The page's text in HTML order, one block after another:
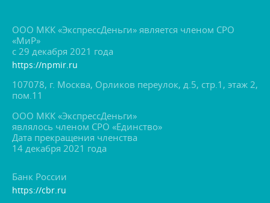
ООО МКК «ЭкспрессДеньги» является членом СРО
«МиР»
с 29 декабря 2021 года
https://npmir.ru
107078, г. Москва, Орликов переулок, д.5, стр.1, этаж 2,
пом.11
ООО МКК «ЭкспрессДеньги»
являлось членом СРО «Единство»
Дата прекращения членства
14 декабря 2021 года
Банк России
https://cbr.ru